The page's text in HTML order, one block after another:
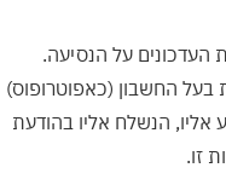
על הנסיעה.
החשבון (כאפוטרופוס)
אליו, הנשלח אליו בהודעת